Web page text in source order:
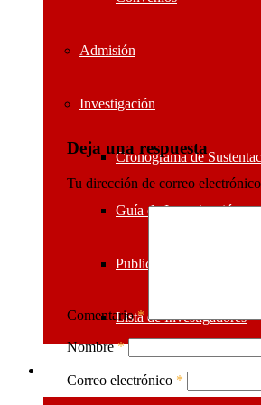
Admisión
Investigación
Cronograma de
Guía de Investigación
Publicaciones
Lista de Investigadores
Deja una respuesta
Tu dirección de correo
Comentario*
Nombre*
Correo electrónico *